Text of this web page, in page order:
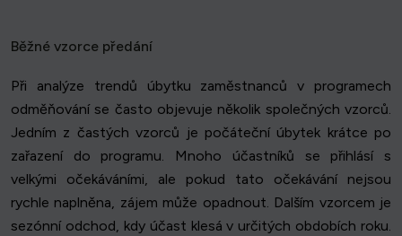
Běžné vzorce předání
Při analýze trendů úbytku zaměstnanců v programech
odměňování se často objevuje několik společných vzorců.
Jedním z častých vzorců je počáteční úbytek krátce po
zařazení do programu. Mnoho účastníků se přihlásí s
velkými očekáváními, ale pokud tato očekávání nejsou
rychle naplněna, zájem může opadnout. Dalším vzorcem je
sezónní odchod, kdy účast klesá v určitých obdobích roku.